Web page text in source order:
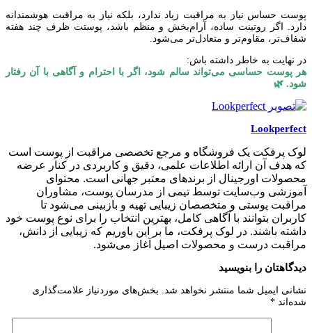
پوست حساس نیاز به مراقبت زیاد ندارد، بلکه نیاز به مراقبت هوشمندانه
دارد. اگر روتینت ساده، آرام‌بخش و منظم باشد، پوستت ظرف چند هفته
شفاف‌تر، مقاوم‌تر و متعادل‌تر می‌شود.
در نهایت به خاطر داشته باش:
هر پوست حساسی می‌تواند سالم شود، اگر با احترام و آگاهی با آن رفتار
شود. 🌿
Lookperfect
لوک پرفکت یک فروشگاه و مرجع تخصصی مراقبت از پوست است
که هدف آن ارائه اطلاعات علمی، دقیق و کاربردی در کنار عرضه
محصولات اورجینال از برندهای معتبر جهانی است. محتوای
آموزشی وب‌سایت توسط تیمی از مدرسان پوست، مشاوران
مراقبت پوستی و متخصصان زیبایی تهیه و بازبینی می‌شود تا
کاربران بتوانند با آگاهی کامل، بهترین انتخاب را برای نوع پوست خود
داشته باشند. در لوک پرفکت، ما بر این باوریم که زیبایی از دانش،
مراقبت درست و محصولات اصیل آغاز می‌شود.
دیدگاهتان را بنویسید
نشانی ایمیل شما منتشر نخواهد شد. بخش‌های موردنیاز علامت‌گذاری
شده‌اند *